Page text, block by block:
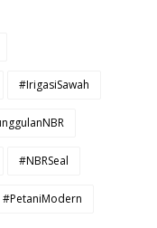
#IrigasiSawah
#NBRSeal
#PetaniModern